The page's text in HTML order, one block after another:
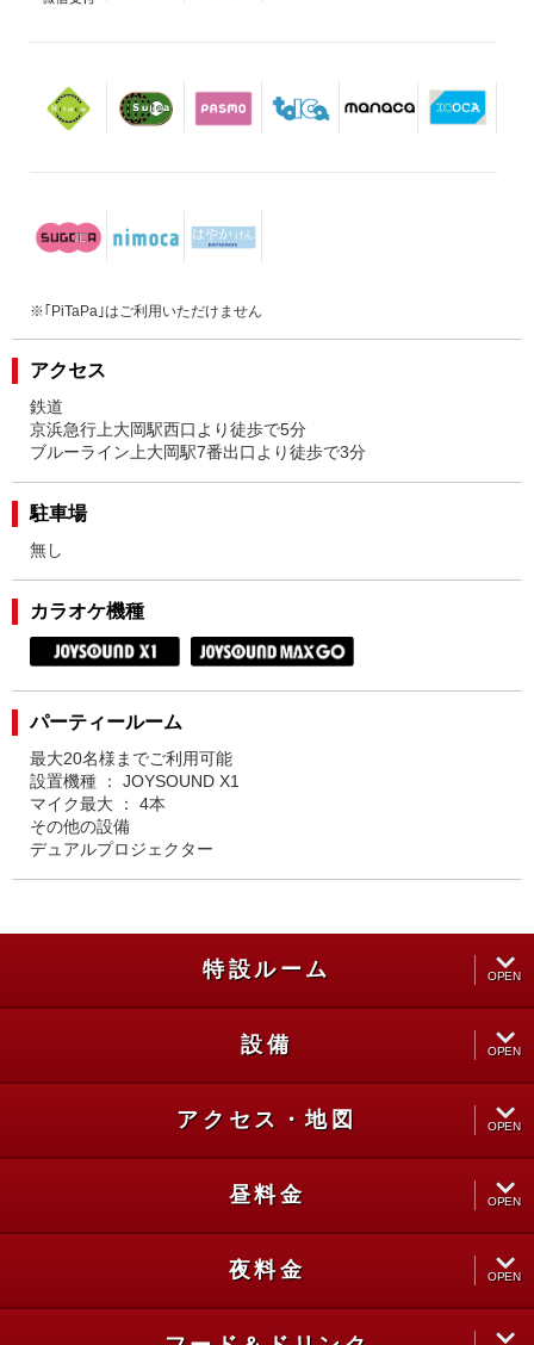
※｢PiTaPa｣はご利用いただけません
アクセス
鉄道
京浜急行上大岡駅西口より徒歩で5分
ブルーライン上大岡駅7番出口より徒歩で3分
駐車場
無し
カラオケ機種
パーティールーム
最大20名様までご利用可能
設置機種 ： JOYSOUND X1
マイク最大 ： 4本
その他の設備
デュアルプロジェクター
特設ルーム OPEN
CLOSE
設備 OPEN
CLOSE
アクセス・地図 OPEN
CLOSE
昼料金 OPEN
CLOSE
夜料金 OPEN